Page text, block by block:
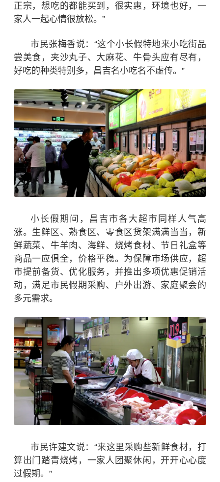
正宗，想吃的都能买到，很实惠，环境也好，一
家人一起心情很放松。 ”
市民张梅香说：“这个小长假特地来小吃街品
尝美食，夹沙丸子、大麻花、牛骨头应有尽有，
好吃的种类特别多， 昌吉名小吃名不虚传。 ”
小长假期间，昌吉市各大超市同样人气高
涨。生鲜区、熟食区、零食区货架满满当当，新
鲜蔬菜、牛羊肉、海鲜、烧烤食材、节日礼盒等
商品一应俱全，价格平稳。为保障市场供应，超
市提前备货、优化服务，并推出多项优惠促销活
动，满足市民假期采购、户外出游、家庭聚会的
多元需求。
市民许建文说：“来这里采购些新鲜食材，打
算出门踏青烧烤，一家人团聚休闲，开开心心度
过假期。 ”